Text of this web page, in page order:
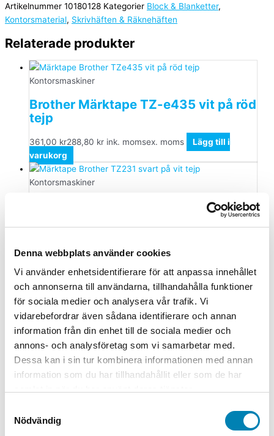
Denna webbplats använder cookies
Vi använder enhetsidentifierare för att anpassa innehållet
och annonserna till användarna, tillhandahålla funktioner
för sociala medier och analysera vår trafik. Vi
vidarebefordrar även sådana identifierare och annan
information från din enhet till de sociala medier och
annons- och analysföretag som vi samarbetar med.
Dessa kan i sin tur kombinera informationen med annan
information som du har tillhandahållit eller som de har
Nödvändig
Artikelnummer 10180128 Kategorier Block & Blanketter,
Kontorsmaterial, Skrivhäften & Räknehäften
Relaterade produkter
Kontorsmaskiner
Brother Märktape TZ-e435 vit på röd
tejp
361,00 kr288,80 kr ink. momsex. moms
Lägg till i
varukorg
Kontorsmaskiner
Brother Märktape TZ-e231 svart på
varukorg
Kontorsmaterial
Toalettpapper Katrin Toalett 360
Plus 2-lg Vit 50m
555,00kr 444,00kr ink. moms ex. moms
Lägg till i
varukorg
Toalettpapper Tork T4 Premium 2-lg
Vit 50.4m